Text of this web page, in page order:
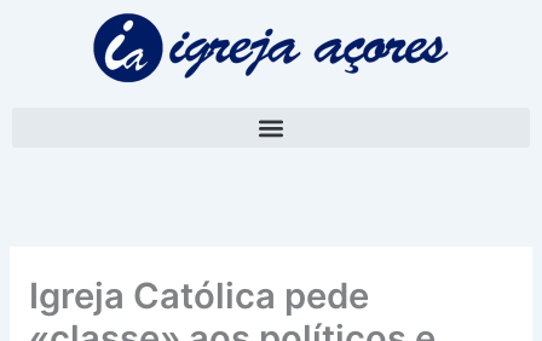
Igreja Católica pede